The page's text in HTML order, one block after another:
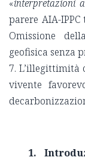
«interpretazioni
parere AIA-
Omissione
geofisica senza
7. L’illegittimità
vivente
1.